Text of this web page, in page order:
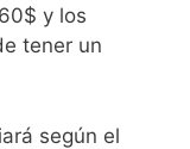
y los
tener un
según el